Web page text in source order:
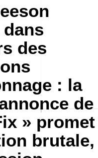
des
: la
de
» promet
brutale,